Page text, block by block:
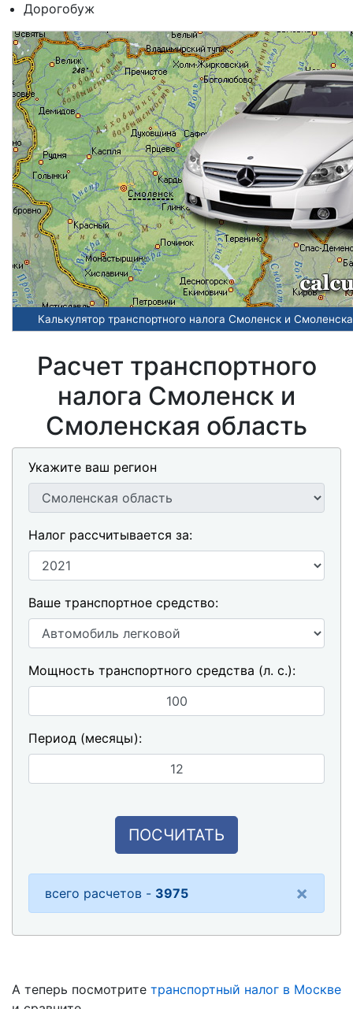
Дорогобуж
Калькулятор транспортного налога Смоленск и
Расчет транспортного
налога Смоленск и
Смоленская область
Укажите ваш регион
Налог рассчитывается за:
Ваше транспортное средство:
Мощность транспортного средства (л. с.):
Период (месяцы):
ПОСЧИТАТЬ
всего расчетов - 3975 ×
А теперь посмотрите транспортный налог в Москве